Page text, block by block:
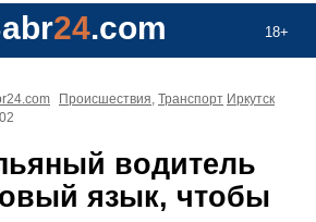
18+
24.com
Происшествия, Транспорт Иркутск
водитель
язык, чтобы